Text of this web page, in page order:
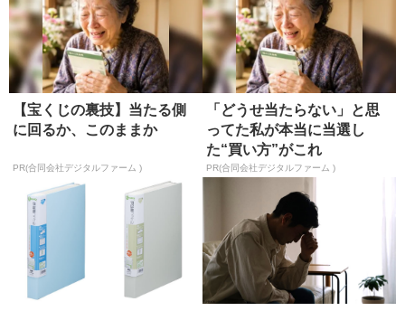
【宝くじの裏技】当たる側
に回るか、このままか
PR(合同会社デジタルファーム )
「どうせ当たらない」と思
ってた私が本当に当選し
た“買い方”がこれ
PR(合同会社デジタルファーム )